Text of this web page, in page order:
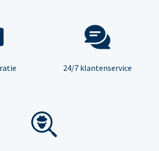
24/7 klantenservice